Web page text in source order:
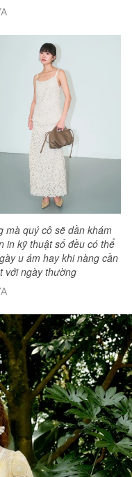
mà quý cô sẽ dần khám
in kỹ thuật số đều có thể
u ám hay khi nàng cần
với ngày thường